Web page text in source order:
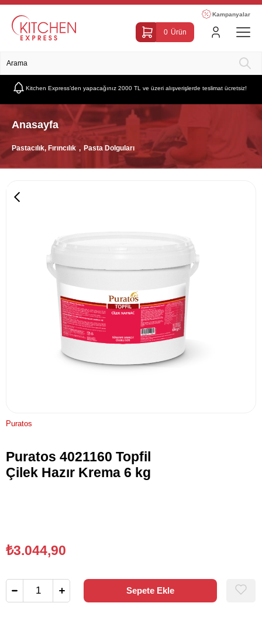
Kampanyalar
0 Ürün
Kitchen Express’den yapacağınız 2000 TL ve üzeri alışverişlerde teslimat ücretsiz!
Anasayfa
Pastacılık, Fırıncılık Pasta Dolguları
Puratos
Puratos 4021160 Topfil
Çilek Hazır Krema 6 kg
₺3.044,90